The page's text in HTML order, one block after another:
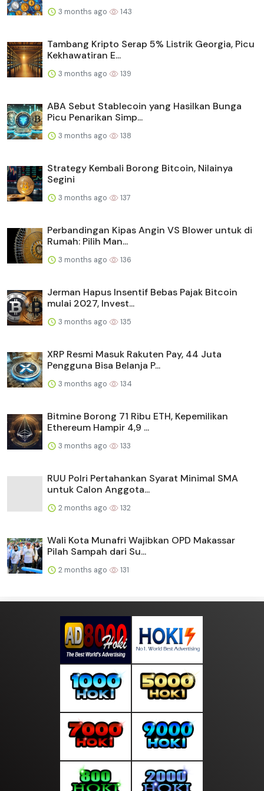
3 months ago 143
Tambang Kripto Serap 5% Listrik Georgia, Picu
Kekhawatiran E...
3 months ago 139
ABA Sebut Stablecoin yang Hasilkan Bunga
Picu Penarikan Simp...
3 months ago 138
Strategy Kembali Borong Bitcoin, Nilainya
Segini
3 months ago 137
Perbandingan Kipas Angin VS Blower untuk di
Rumah: Pilih Man...
3 months ago 136
Jerman Hapus Insentif Bebas Pajak Bitcoin
mulai 2027, Invest...
3 months ago 135
XRP Resmi Masuk Rakuten Pay, 44 Juta
Pengguna Bisa Belanja P...
3 months ago 134
Bitmine Borong 71 Ribu ETH, Kepemilikan
Ethereum Hampir 4,9 ...
3 months ago 133
RUU Polri Pertahankan Syarat Minimal SMA
untuk Calon Anggota...
2 months ago 132
Wali Kota Munafri Wajibkan OPD Makassar
Pilah Sampah dari Su...
2 months ago 131